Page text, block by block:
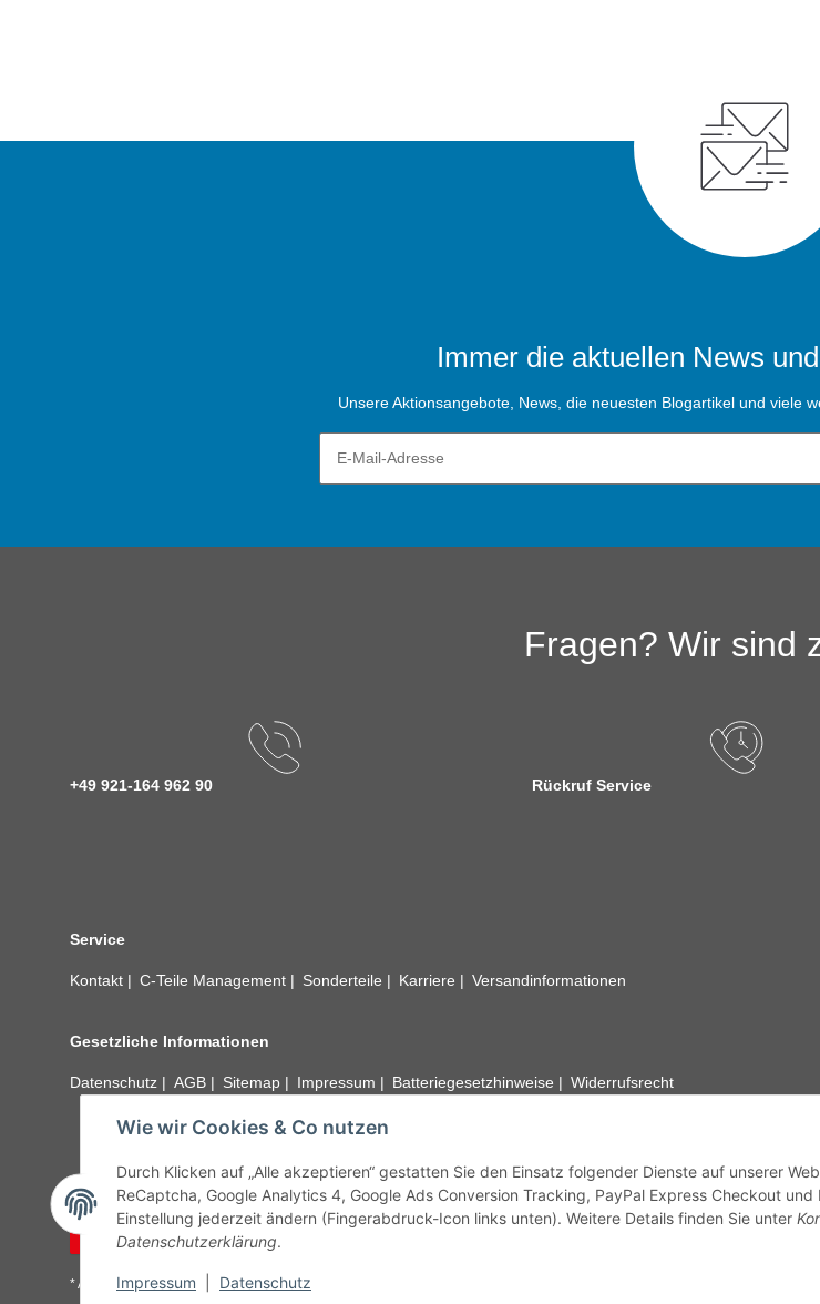
Wie wir Cookies & Co nutzen
Durch Klicken auf „Alle akzeptieren“ gestatten Sie den Einsatz folgender Dienste auf unserer
ReCaptcha, Google Analytics 4, Google Ads Conversion Tracking, PayPal Express Checkout
Einstellung jederzeit ändern (Fingerabdruck-Icon links unten). Weitere Details finden Sie unter
Datenschutzerklärung.
Impressum Datenschutz
Immer die aktuellen News
Unsere Aktionsangebote, News, die neuesten Blogartikel und viele
Fragen? Wir sind
+49 921-164 962 90 Rückruf Service
Service
Kontakt C-Teile Management Sonderteile Karriere Versandinformationen
Gesetzliche Informationen
Datenschutz AGB Sitemap Impressum Batteriegesetzhinweise Widerrufsrecht
unseren Kundenservice. Abbildungen der Artikel können
Vertrag widerrufen
* Alle Preise inkl. gesetzlicher USt., zzgl.